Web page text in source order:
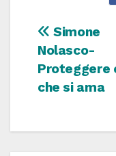
articoli
Simone
Nolasco-
Proteggere
che si ama